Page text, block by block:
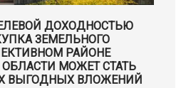
ДОХОДНОСТЬЮ
ЗЕМЕЛЬНОГО
РАЙОНЕ
МОЖЕТ СТАТЬ
ВЫГОДНЫХ ВЛОЖЕНИЙ